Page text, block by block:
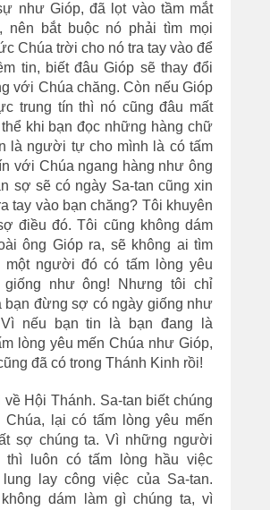
như Gióp, đã lọt vào tầm mắt
nên bắt buộc nó phải tìm mọi
Chúa trời cho nó tra tay vào để
tin, biết đâu Gióp sẽ thay đổi
với Chúa chăng. Còn nếu Gióp
trung tín thì nó cũng đâu mất
khi bạn đọc những hàng chữ
là người tự cho mình là có tấm
với Chúa ngang hàng như ông
sợ sẽ có ngày Sa-tan cũng xin
tay vào bạn chăng? Tôi khuyên
điều đó. Tôi cũng không dám
ông Gióp ra, sẽ không ai tìm
một người đó có tấm lòng yêu
giống như ông! Nhưng tôi chỉ
bạn đừng sợ có ngày giống như
nếu bạn tin là bạn đang là
lòng yêu mến Chúa như Gióp,
đã có trong Thánh Kinh rồi!
Hội Thánh. Sa-tan biết chúng
Chúa, lại có tấm lòng yêu mến
sợ chúng ta. Vì những người
thì luôn có tấm lòng hầu việc
lay công việc của Sa-tan.
dám làm gì chúng ta, vì